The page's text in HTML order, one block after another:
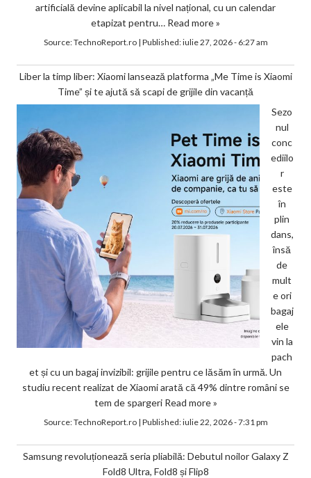
artificială devine aplicabil la nivel național, cu un calendar
etapizat pentru… Read more »
Source:TechnoReport.ro| Published:iulie 27, 2026 - 6:27 am
Liber la timp liber: Xiaomi lansează platforma „Me Time is Xiaomi
Time” și te ajută să scapi de grijile din vacanță
Sezo
nul
conc
ediilo
r
este
în
plin
dans,
însă
de
mult
e ori
bagaj
ele
vin la
pach
et și cu un bagaj invizibil: grijile pentru ce lăsăm în urmă. Un
studiu recent realizat de Xiaomi arată că 49% dintre români se
tem de spargeri Read more »
Source:TechnoReport.ro| Published:iulie 22, 2026 - 7:31 pm
Samsung revoluționează seria pliabilă: Debutul noilor Galaxy Z
Fold8 Ultra, Fold8 și Flip8